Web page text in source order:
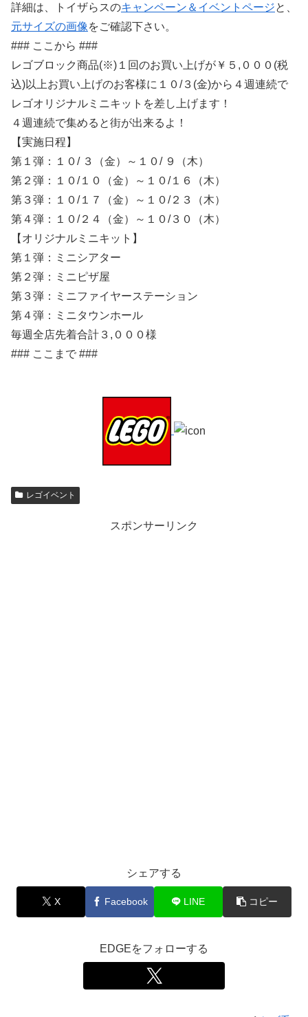
詳細は、トイザらスのキャンペーン＆イベントページと、
元サイズの画像をご確認下さい。
### ここから ###
レゴブロック商品(※)１回のお買い上げが￥５,０００(税
込)以上お買い上げのお客様に１０/３(金)から４週連続で
レゴオリジナルミニキットを差し上げます！
４週連続で集めると街が出来るよ！
【実施日程】
第１弾：１０/ ３（金）～１０/ ９（木）
第２弾：１０/１０（金）～１０/１６（木）
第３弾：１０/１７（金）～１０/２３（木）
第４弾：１０/２４（金）～１０/３０（木）
【オリジナルミニキット】
第１弾：ミニシアター
第２弾：ミニピザ屋
第３弾：ミニファイヤーステーション
第４弾：ミニタウンホール
毎週全店先着合計３,０００様
### ここまで ###
レゴイベント
スポンサーリンク
シェアする
X Facebook LINE コピー
EDGEをフォローする